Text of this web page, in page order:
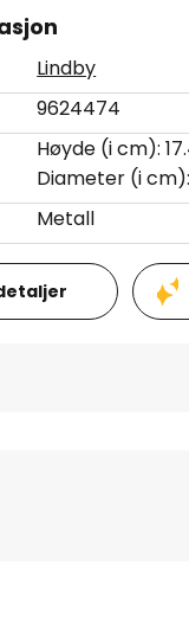
Lindby
9624474
Høyde (i cm):
Diameter (i
Metall